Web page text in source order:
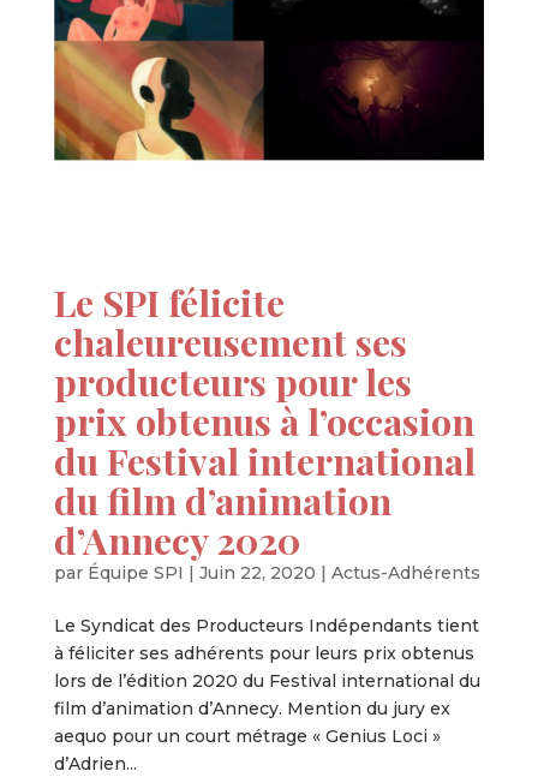
Le SPI félicite
chaleureusement ses
producteurs pour les
prix obtenus à l’occasion
du Festival international
du film d’animation
d’Annecy 2020
par Équipe SPI | Juin 22, 2020 | Actus-Adhérents
Le Syndicat des Producteurs Indépendants tient
à féliciter ses adhérents pour leurs prix obtenus
lors de l’édition 2020 du Festival international du
film d’animation d’Annecy. Mention du jury ex
aequo pour un court métrage « Genius Loci »
d’Adrien...